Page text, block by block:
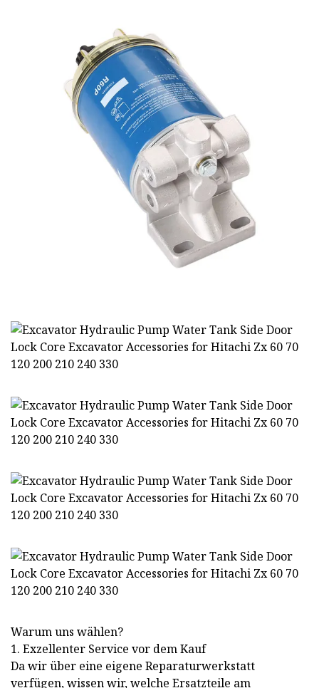
Warum uns wählen?
1. Exzellenter Service vor dem Kauf
Da wir über eine eigene Reparaturwerkstatt
verfügen, wissen wir, welche Ersatzteile am